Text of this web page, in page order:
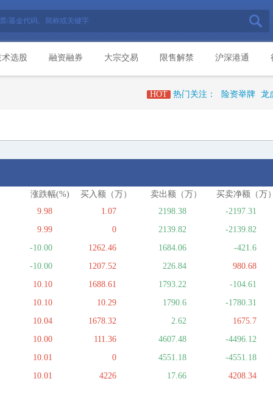
术选股 融资融券 大宗交易 限售解禁 沪深港通
HOT 热门关注： 险资举牌 龙
涨跌幅(%) 买入额（万） 卖出额（万） 买卖净额（万）
9.98 1.07 2198.38 -2197.31
9.99 0 2139.82 -2139.82
-10.00 1262.46 1684.06 -421.6
-10.00 1207.52 226.84 980.68
10.10 1688.61 1793.22 -104.61
10.10 10.29 1790.6 -1780.31
10.04 1678.32 2.62 1675.7
10.00 111.36 4607.48 -4496.12
10.01 0 4551.18 -4551.18
10.01 4226 17.66 4208.34